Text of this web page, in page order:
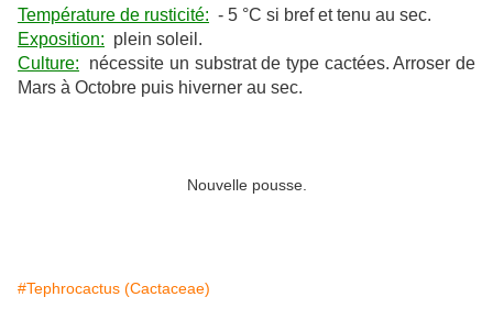
Température de rusticité: - 5 °C si bref et tenu au sec.
Exposition: plein soleil.
Culture: nécessite un substrat de type cactées. Arroser de
Mars à Octobre puis hiverner au sec.
Nouvelle pousse.
#Tephrocactus (Cactaceae)